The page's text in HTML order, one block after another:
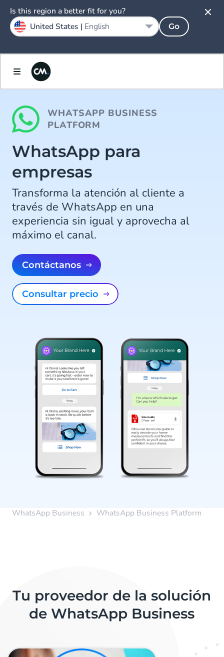
WHATSAPP BUSINESS
PLATFORM
WhatsApp para
empresas
Transforma la atención al cliente a
través de WhatsApp en una
experiencia sin igual y aprovecha al
máximo el canal.
Contáctanos
Consultar precio
WhatsApp Business WhatsApp Business Platform
Tu proveedor de la solución
de WhatsApp Business
Is this region a better fit for you?
United States | English Go